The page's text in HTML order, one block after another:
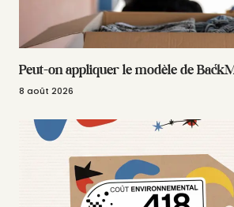
Peut-on appliquer le modèle de
8 août 2026